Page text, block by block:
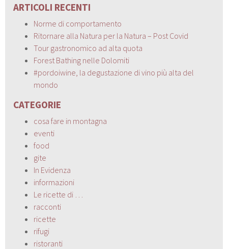
ARTICOLI RECENTI
Norme di comportamento
Ritornare alla Natura per la Natura – Post Covid
Tour gastronomico ad alta quota
Forest Bathing nelle Dolomiti
#pordoiwine, la degustazione di vino più alta del
mondo
CATEGORIE
cosa fare in montagna
eventi
food
gite
In Evidenza
informazioni
Le ricette di …
racconti
ricette
rifugi
ristoranti